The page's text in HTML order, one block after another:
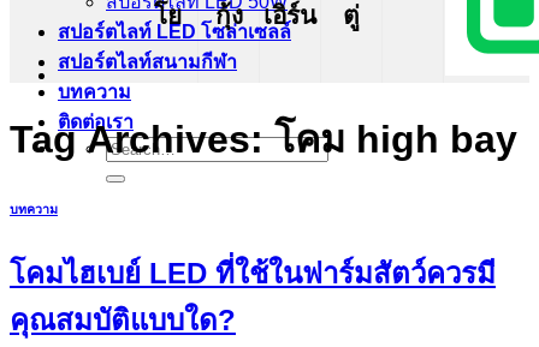
สปอร์ตไลท์ LED โซล่าเซลล์
สปอร์ตไลท์สนามกีฬา
บทความ
ติดต่อเรา
Search
for:
โย
กุ้ง
เอิร์น
ตู่
Tag Archives:โคม high bay
บทความ
โคมไฮเบย์ LED ที่ใช้ในฟาร์มสัตว์ควรมี
คุณสมบัติแบบใด?